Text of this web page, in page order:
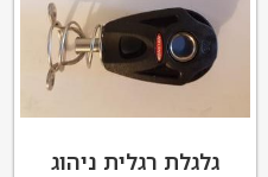
גלגלת רגלית ניהוג